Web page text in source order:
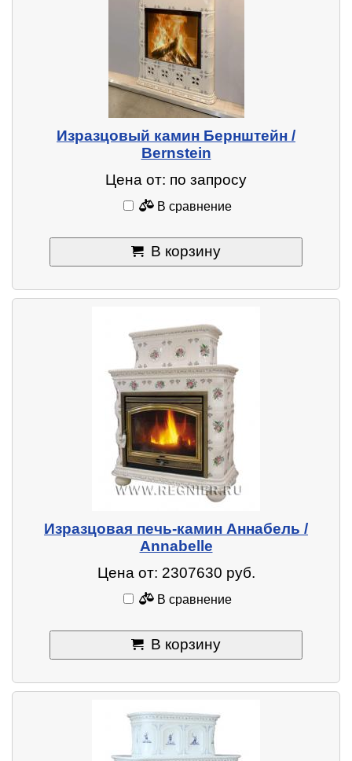
Изразцовый камин Бернштейн /
Bernstein
Цена от: по запросу
В сравнение
В корзину
Изразцовая печь-камин Аннабель /
Annabelle
Цена от: 2307630 руб.
В сравнение
В корзину